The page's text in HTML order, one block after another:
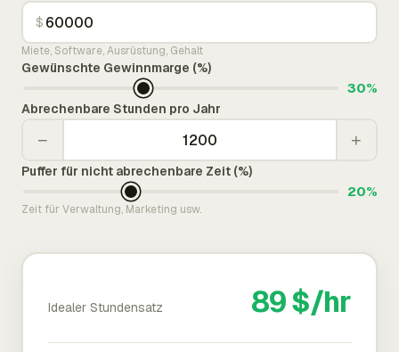
$
Miete, Software, Ausrüstung, Gehalt
Gewünschte Gewinnmarge (%)
30%
Abrechenbare Stunden pro Jahr
− +
Puffer für nicht abrechenbare Zeit (%)
20%
Zeit für Verwaltung, Marketing usw.
Idealer Stundensatz 89 $/hr